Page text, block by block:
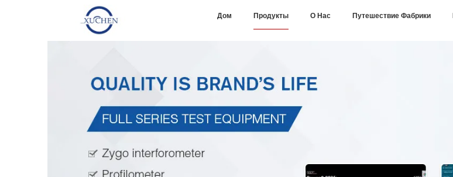
Дом Продукты О Нас Путешествие Фабрики